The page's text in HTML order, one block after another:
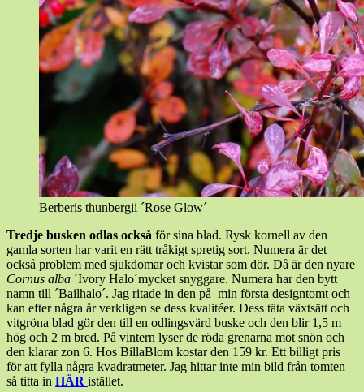
Berberis thunbergii ´Rose Glow´
Tredje busken odlas också för sina blad. Rysk kornell av den
gamla sorten har varit en rätt tråkigt spretig sort. Numera är det
också problem med sjukdomar och kvistar som dör. Då är den nyare
Cornus alba ´Ivory Halo´mycket snyggare. Numera har den bytt
namn till ´Bailhalo´. Jag ritade in den på min första designtomt och
kan efter några år verkligen se dess kvalitéer. Dess täta växtsätt och
vitgröna blad gör den till en odlingsvärd buske och den blir 1,5 m
hög och 2 m bred. På vintern lyser de röda grenarna mot snön och
den klarar zon 6. Hos BillaBlom kostar den 159 kr. Ett billigt pris
för att fylla några kvadratmeter. Jag hittar inte min bild från tomten
så titta in HÄR istället.